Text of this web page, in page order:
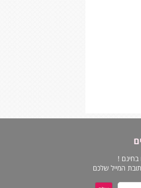
בחינם !
המייל שלכם